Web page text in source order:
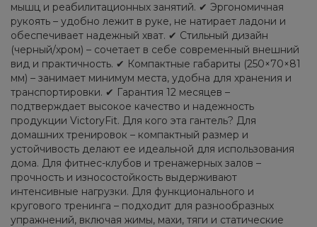
мышц и реабилитационных занятий. ✔ Эргономичная
рукоять – удобно лежит в руке, не натирает ладони и
обеспечивает надежный хват. ✔ Стильный дизайн
(черный/хром) – сочетает в себе современный внешний
вид и практичность. ✔ Компактные габариты (250×70×81
мм) – занимает минимум места, удобна для хранения и
транспортировки. ✔ Гарантия 12 месяцев –
подтверждает высокое качество и надежность
продукции VictoryFit. Для кого эта гантель? Для
домашних тренировок – компактный размер и
устойчивость делают ее идеальной для использования
дома. Для фитнес-клубов и тренажерных залов –
прочность и износостойкость выдерживают
интенсивные нагрузки. Для функционального и
кругового тренинга – подходит для разнообразных
упражнений, включая жимы, махи, тяги и статические